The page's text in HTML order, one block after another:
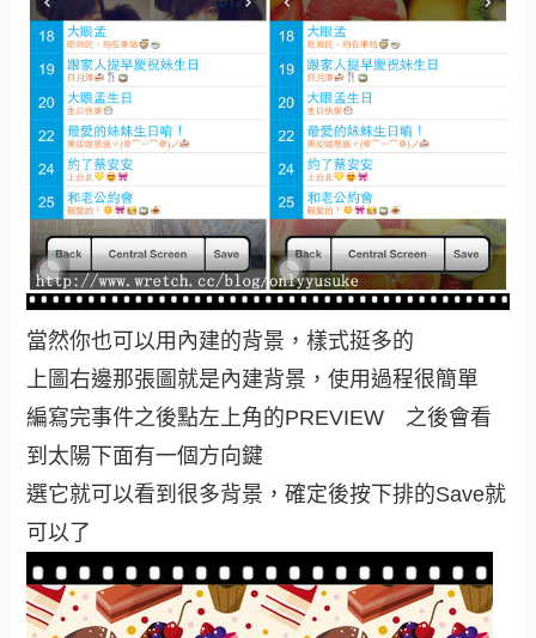
當然你也可以用內建的背景，樣式挺多的
上圖右邊那張圖就是內建背景，使用過程很簡單
編寫完事件之後點左上角的PREVIEW 之後會看
到太陽下面有一個方向鍵
選它就可以看到很多背景，確定後按下排的Save就
可以了